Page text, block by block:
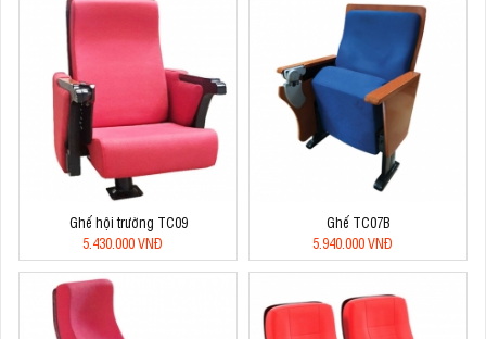
Ghế hội trường TC09
5.430.000 VNĐ
Ghế TC07B
5.940.000 VNĐ